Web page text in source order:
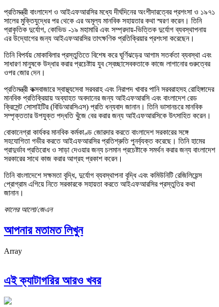
প্রতিমন্ত্রী বাংলাদেশ ও আইএফআরসির মধ্যে দীর্ঘদিনের অংশীদারত্বের প্রশংসা ও ১৯৭১
সালের মুক্তিযুদ্ধের পর থেকে এর অমূল্য মানবিক সহায়তার কথা স্মরণ করেন। তিনি
প্রাকৃতিক দুর্যোগ, কোভিড -১৯ মহামারি এবং সম্প্রদায়-ভিত্তিক দুর্যোগ ব্যবস্থাপনায়
এর উদ্যোগের জন্য আইএফআরসির তাৎক্ষণিক প্রতিক্রিয়ার প্রশংসা করেছেন।
তিনি বিপর্যয় মোকাবিলার প্রস্তুতিতে বিশেষ করে ঘূর্ণিঝড়ের আগাম সতর্কতা ব্যবস্থা এবং
সাধারণ মানুষকে উদ্ধার করার প্রচেষ্টায় যুব স্বেচ্ছাসেবকতাকে কাজে লাগানোর গুরুত্বের
ওপর জোর দেন।
প্রতিমন্ত্রী কক্সবাজারে স্বাস্থ্যসেবা সরবরাহ এবং নিরাপদ খাবার পানি সরবরাহসহ রোহিঙ্গাদের
মানবিক প্রতিক্রিয়ায় অব্যাহত অবদানের জন্য আইএফআরসি এবং বাংলাদেশ রেড
ক্রিসেন্ট সোসাইটির (বিডিআরসিএস) প্রতি ধন্যবাদ জানান। তিনি ভাসানচরে মানবিক
সম্পৃক্ততার উপযুক্ত পদ্ধতি খুঁজে বের করার জন্য আইএফআরসিকে উৎসাহিত করেন।
বোকানেগ্রা কার্যকর মানবিক কর্মকাণ্ড জোরদার করতে বাংলাদেশ সরকারের সঙ্গে
সহযোগিতা গভীর করতে আইএফআরসির প্রতিশ্রুতি পুনর্ব্যক্ত করেছে। তিনি হামের
প্রাদুর্ভাব প্রতিরোধ ও সাড়া দেওয়ার জন্য চলমান প্রচেষ্টাকে সমর্থন করার জন্য বাংলাদেশ
সরকারের সাথে কাজ করার আগ্রহ প্রকাশ করেন।
তিনি বাংলাদেশে সক্ষমতা বৃদ্ধি, দুর্যোগ ব্যবস্থাপনা বৃদ্ধি এবং কমিউনিটি রেজিলিয়েন্স
প্রোগ্রাম এগিয়ে নিতে সরকারকে সহায়তা করতে আইএফআরসির প্রস্তুতির কথা
জানান।
কালের আলো/জেএন
আপনার মতামত লিখুন
Array
এই ক্যাটাগরির আরও খবর